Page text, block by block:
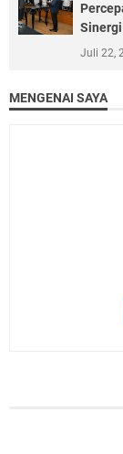
Juli 22,
MENGENAI SAYA